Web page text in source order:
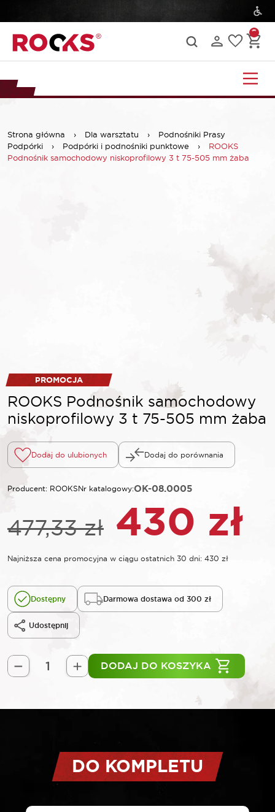
Strona główna › Dla warsztatu ›
Podnośniki Prasy
Podpórki
› Podpórki i podnośniki punktowe ›
ROOKS
Podnośnik samochodowy niskoprofilowy 3 t 75-505 mm żaba
PROMOCJA
ROOKS Podnośnik samochodowy
niskoprofilowy 3 t 75-505 mm żaba
Dodaj do ulubionych Dodaj do porównania
Producent: ROOKSNr katalogowy:OK-08.0005
477,33zł
cena
477,33
430 zł
Najniższa cena promocyjna w ciągu ostatnich 30 dni: 430 zł
Dostępny Darmowa dostawa od 300 zł
Udostępnij
ilość
75-
mm
DODAJ DO KOSZYKA
DO KOMPLETU